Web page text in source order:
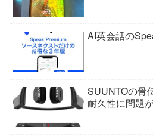
AI英会話の
SUUNTOの骨
耐久性に問題